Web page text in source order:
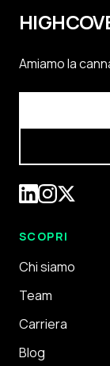
Amiamo la
SCOPRI
Chi siamo
Team
Carriera
Blog